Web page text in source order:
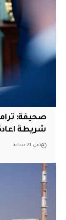
صحيفة:
شريطة
قبل 21 ساعة